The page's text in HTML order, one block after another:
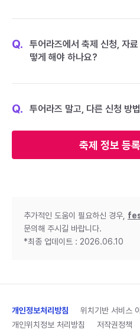
축제 정보 등
Q.
투어라즈에서 축제 신청, 자
떻게 해야 하나요?
Q. 투어라즈 말고, 다른 신청 방
추가적인 도움이 필요하신 경우,
문의해 주시길 바랍니다.
*최종 업데이트 : 2026.06.10
개인정보처리방침
위치기반 서비스
개인위치정보 처리방침
저작권정책